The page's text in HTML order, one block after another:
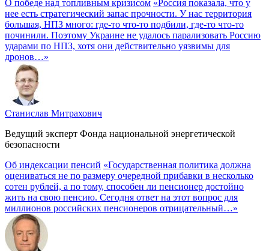
О победе над топливным кризисом «Россия показала, что у
нее есть стратегический запас прочности. У нас территория
большая, НПЗ много: где-то что-то подбили, где-то что-то
починили. Поэтому Украине не удалось парализовать Россию
ударами по НПЗ, хотя они действительно уязвимы для
дронов…»
Станислав Митрахович
Ведущий эксперт Фонда национальной энергетической
безопасности
Об индексации пенсий «Государственная политика должна
оцениваться не по размеру очередной прибавки в несколько
сотен рублей, а по тому, способен ли пенсионер достойно
жить на свою пенсию. Сегодня ответ на этот вопрос для
миллионов российских пенсионеров отрицательный…»